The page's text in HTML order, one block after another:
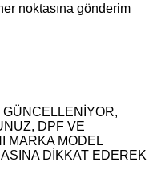
noktasına gönderim
DPF VE
MARKA MODEL
DİKKAT EDEREK